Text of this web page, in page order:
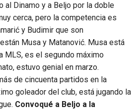
al Dinamo y a Beljo por la doble
cerca, pero la competencia es
y Budimir que son
Musa y Matanović. Musa está
MLS, es el segundo máximo
estuvo genial en marzo.
de cincuenta partidos en la
goleador del club, está jugando la
Convoqué a Beljo a la